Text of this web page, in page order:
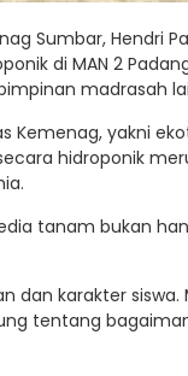
Sumbar, Hendri
di MAN 2
madrasah
Kemenag, yakni
hidroponik
tanam bukan
dan karakter siswa.
tentang